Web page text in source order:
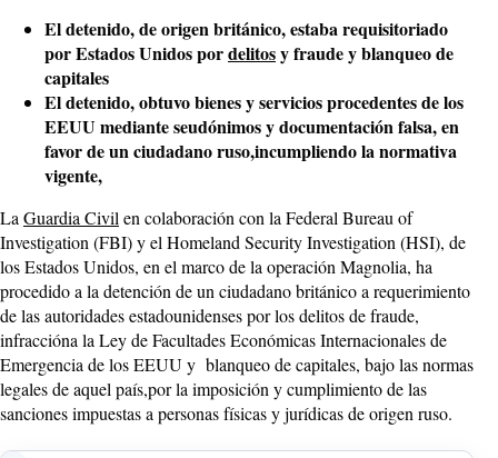
El detenido, de origen británico, estaba requisitoriado
por Estados Unidos pordelitosy fraude y blanqueo de
capitales
El detenido, obtuvo bienes y servicios procedentes de los
EEUU mediante seudónimos y documentación falsa, en
favor de un ciudadano ruso,incumpliendo la normativa
vigente,
LaGuardia Civilen colaboración con la Federal Bureau of
Investigation (FBI) y el Homeland Security Investigation (HSI), de
los Estados Unidos, en el marco de la operación Magnolia, ha
procedido a la detención de un ciudadano británico a requerimiento
de las autoridades estadounidenses por los delitos de fraude,
infraccióna la Ley de Facultades Económicas Internacionales de
Emergencia de los EEUU y blanqueo de capitales, bajo las normas
legales de aquel país,por la imposición y cumplimiento de las
sanciones impuestas a personas físicas y jurídicas de origen ruso.